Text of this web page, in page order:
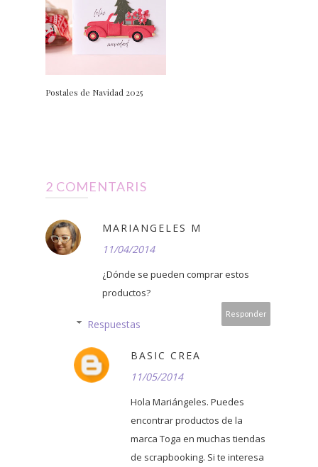
Postales de Navidad 2025
2 COMENTARIS
MARIANGELES M
11/04/2014
¿Dónde se pueden comprar estos
productos?
Responder
Respuestas
BASIC CREA
11/05/2014
Hola Mariángeles. Puedes
encontrar productos de la
marca Toga en muchas tiendas
de scrapbooking. Si te interesa